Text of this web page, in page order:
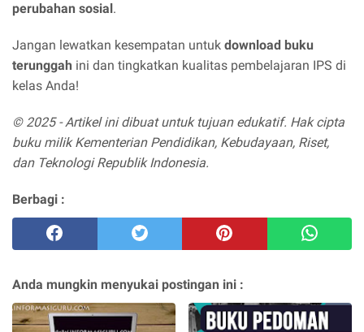
perubahan sosial.
Jangan lewatkan kesempatan untuk download buku
terunggah ini dan tingkatkan kualitas pembelajaran IPS di
kelas Anda!
© 2025 - Artikel ini dibuat untuk tujuan edukatif. Hak cipta
buku milik Kementerian Pendidikan, Kebudayaan, Riset,
dan Teknologi Republik Indonesia.
Berbagi :
Anda mungkin menyukai postingan ini :